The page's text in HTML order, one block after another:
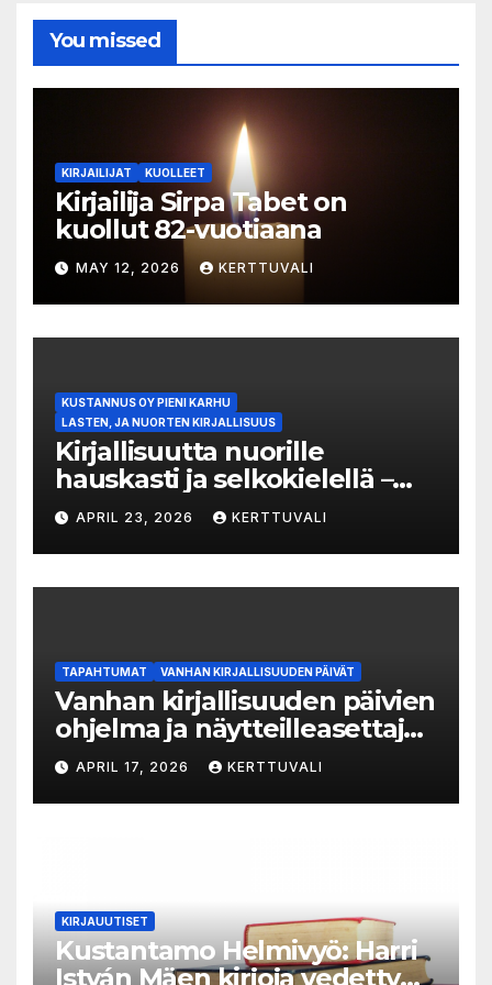
You missed
KIRJAILIJAT KUOLLEET
Kirjailija Sirpa Tabet on
kuollut 82-vuotiaana
MAY 12, 2026 KERTTUVALI
KUSTANNUS OY PIENI KARHU
LASTEN, JA NUORTEN KIRJALLISUUS
Kirjallisuutta nuorille
hauskasti ja selkokielellä –
Luka-sarjasta viides osa
APRIL 23, 2026 KERTTUVALI
TAPAHTUMAT VANHAN KIRJALLISUUDEN PÄIVÄT
Vanhan kirjallisuuden päivien
ohjelma ja näytteilleasettajat
julkistettu
APRIL 17, 2026 KERTTUVALI
KIRJAUUTISET
Kustantamo Helmivyö: Harri
István Mäen kirjoja vedetty